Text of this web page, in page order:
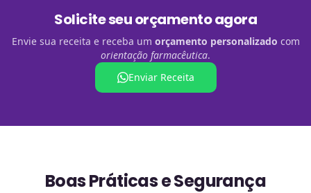
Solicite seu orçamento agora
Envie sua receita e receba um orçamento personalizado com
orientação farmacêutica.
Enviar Receita
Boas Práticas e Segurança